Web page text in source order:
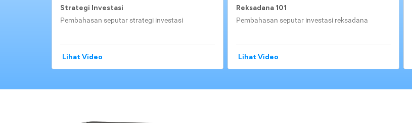
Strategi Investasi
Pembahasan seputar strategi investasi
Lihat Video
Reksadana 101
Pembahasan seputar investasi reksadana
Lihat Video